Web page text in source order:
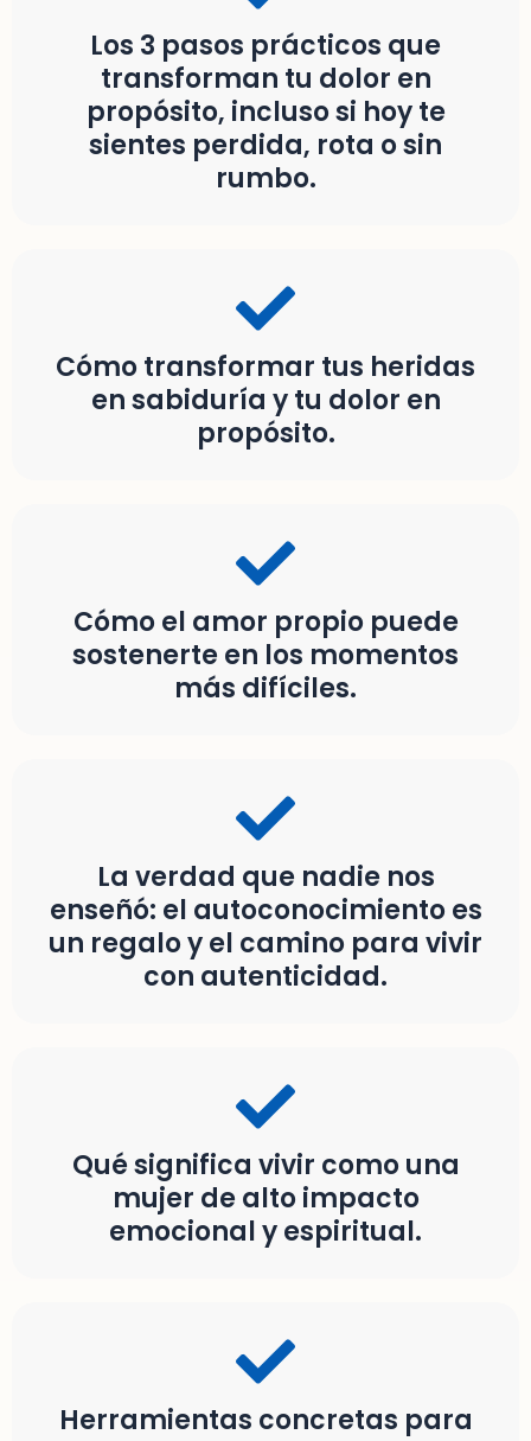
Los 3 pasos prácticos que
transforman tu dolor en
propósito, incluso si hoy te
sientes perdida, rota o sin
rumbo.
Cómo transformar tus heridas
en sabiduría y tu dolor en
propósito.
Cómo el amor propio puede
sostenerte en los momentos
más difíciles.
La verdad que nadie nos
enseñó: el autoconocimiento es
un regalo y el camino para vivir
con autenticidad.
Qué significa vivir como una
mujer de alto impacto
emocional y espiritual.
Herramientas concretas para